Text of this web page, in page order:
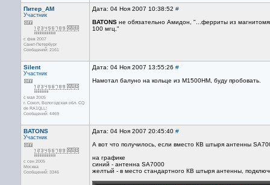
Питер_AM
Участник
с фев 2007
Санкт-Петербург
Сообщений: 2161
Дата: 04 Ноя 2007 10:38:52 #
BATONS не обязательно Амидон, "...ферриты из
100 мгц."
Silent
Участник
с мая 2005
г. Сокол, Вологодская обл. CQ
de RA1QLL!
Сообщений: 4469
Дата: 04 Ноя 2007 13:55:26 #
Намотал балуно на кольце из М1500НМ, буду пробовать.
BATONS
Участник
с сен 2005
Москва
Сообщений: 3346
Дата: 04 Ноя 2007 20:45:40 #
А вот что получилось, если вместо КВ штыря антенны
на графике
синий - антенна SA7000
желтый - в место стандартного КВ штыря антенны,